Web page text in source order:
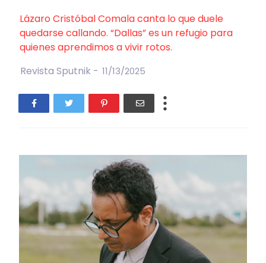
Lázaro Cristóbal Comala canta lo que duele
quedarse callando. “Dallas” es un refugio para
quienes aprendimos a vivir rotos.
Revista Sputnik - 11/13/2025